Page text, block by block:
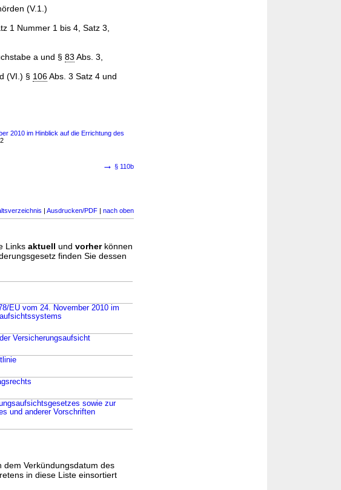
(V.1.)
1 Nummer 1 bis 4, Satz 3,
a und § 83 Abs. 3,
(VI.) § 106Abs. 3 Satz 4 und
2010 im Hinblick auf die Errichtung des
→ § 110b
| Ausdrucken/PDF | nach oben
Links aktuell und vorherkönnen
finden Sie dessen
EU vom 24. November 2010 im
Versicherungsaufsicht
sowie zur
und anderer Vorschriften
dem Verkündungsdatum des
in diese Liste einsortiert